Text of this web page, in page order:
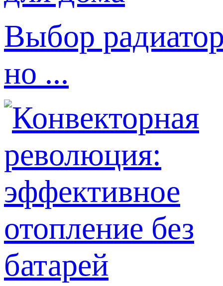
Выбор
но ...